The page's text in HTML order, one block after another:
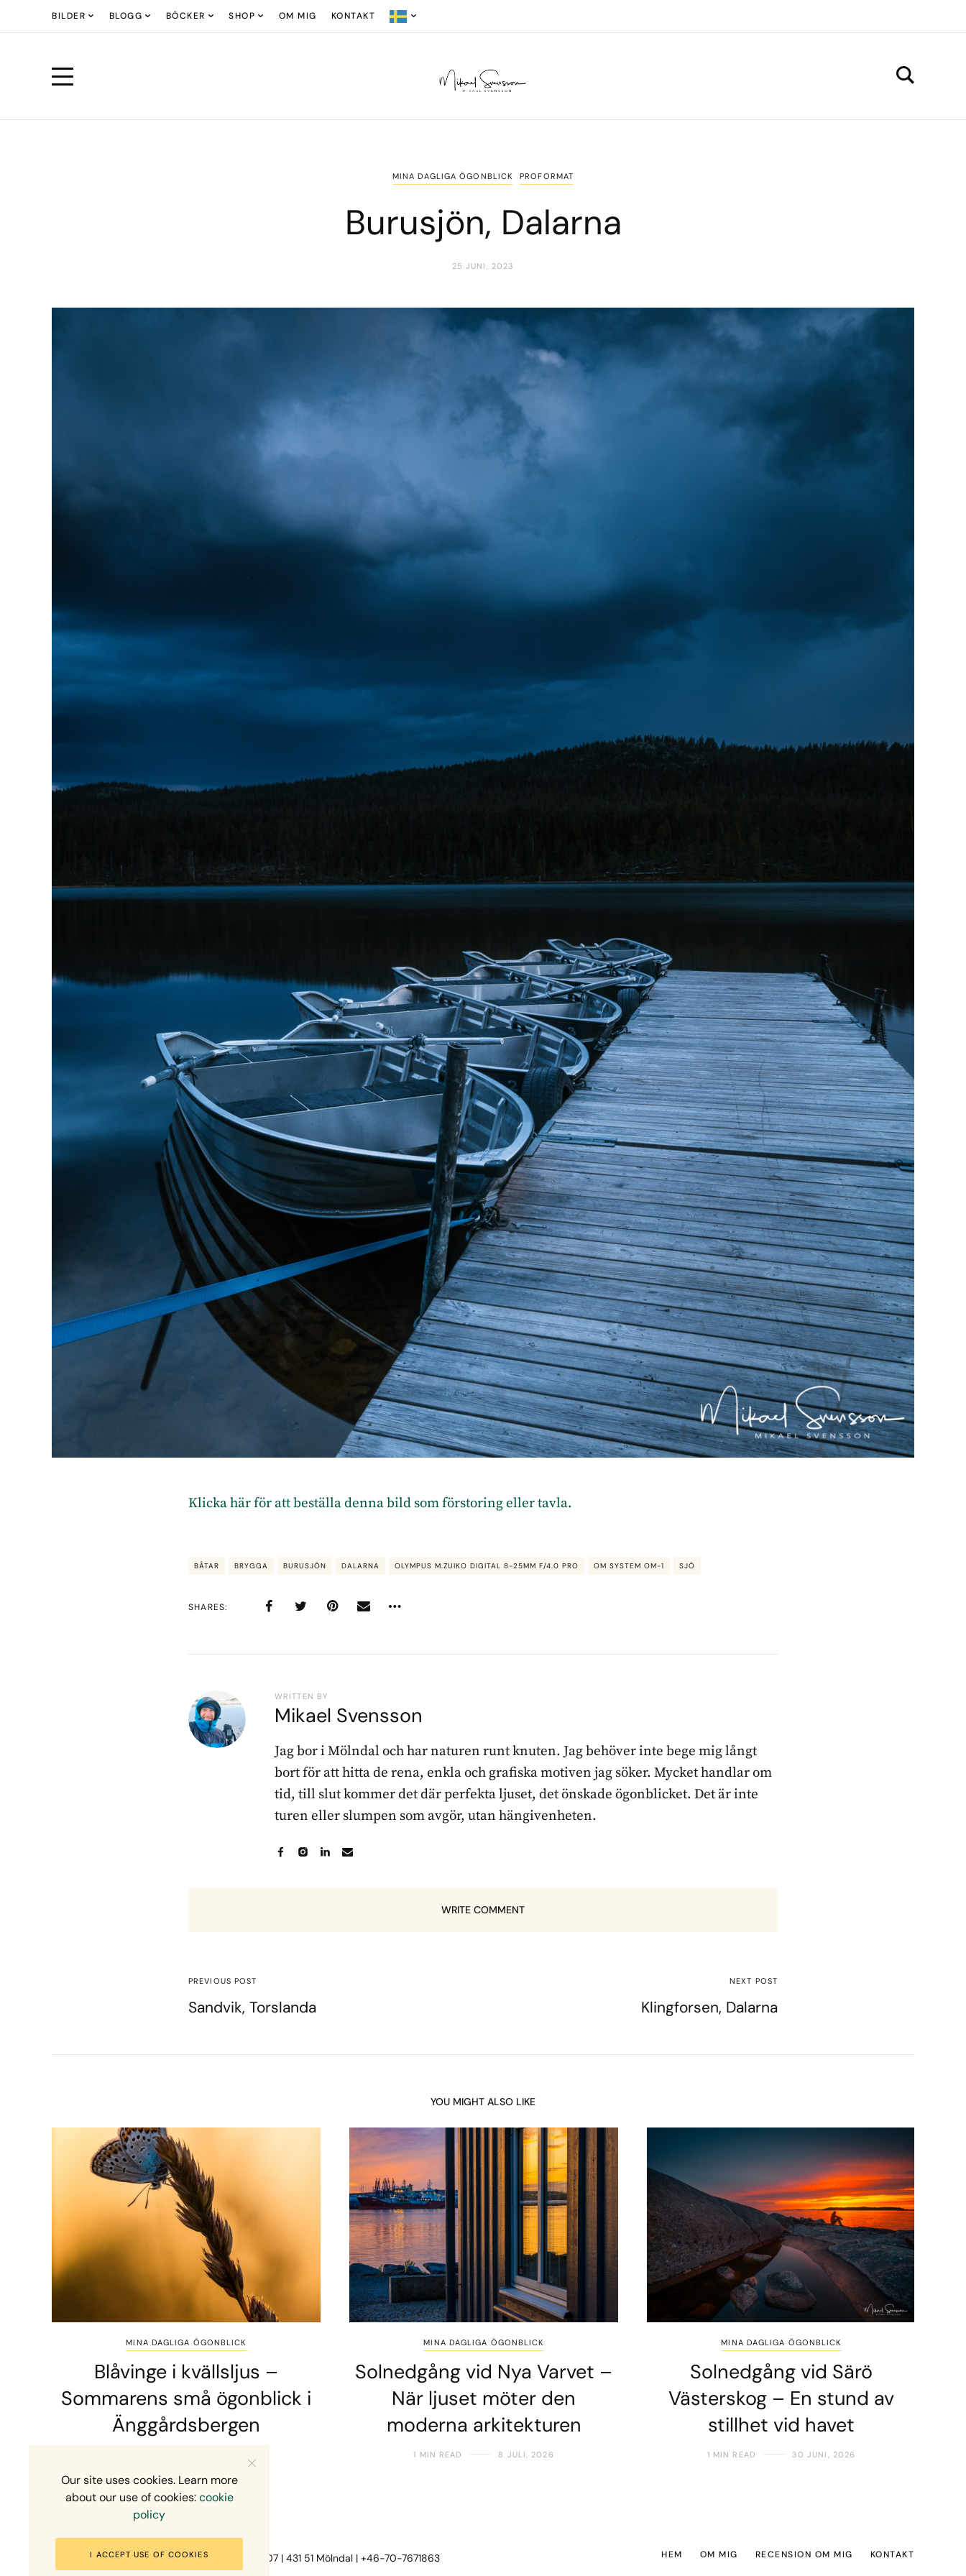
BILDER BLOGG BÖCKER SHOP OM MIG KONTAKT
MINA DAGLIGA ÖGONBLICK PROFORMAT
Burusjön, Dalarna
25 JUNI, 2023
Klicka här för att beställa denna bild som förstoring eller tavla.
BÅTAR BRYGGA BURUSJÖN DALARNA OLYMPUS M.ZUIKO DIGITAL 8-25MM F/4.0 PRO OM SYSTEM OM-1 SJÖ
SHARES
WRITTEN BY
Mikael Svensson
Jag bor i Mölndal och har naturen runt knuten. Jag behöver inte bege mig långt
bort för att hitta de rena, enkla och grafiska motiven jag söker. Mycket handlar om
tid, till slut kommer det där perfekta ljuset, det önskade ögonblicket. Det är inte
turen eller slumpen som avgör, utan hängivenheten.
WRITE COMMENT
PREVIOUS POST
Sandvik, Torslanda
NEXT POST
Klingforsen, Dalarna
YOU MIGHT ALSO LIKE
MINA DAGLIGA ÖGONBLICK
Blåvinge i kvällsljus –
Sommarens små ögonblick i
Änggårdsbergen
MINA DAGLIGA ÖGONBLICK
Solnedgång vid Nya Varvet –
När ljuset möter den
moderna arkitekturen
1 MIN READ 8 JULI, 2026
MINA DAGLIGA ÖGONBLICK
Solnedgång vid Särö
Västerskog – En stund av
stillhet vid havet
1 MIN READ 30 JUNI, 2026
Fotograf Mikael Svensson | Gundefjällsgatan 407 | 431 51 Mölndal | +46-70-7671863 HEM OM MIG RECENSION OM MIG KONTAKT
Our site uses cookies. Learn more
about our use of cookies:cookie
policy
I ACCEPT USE OF COOKIES